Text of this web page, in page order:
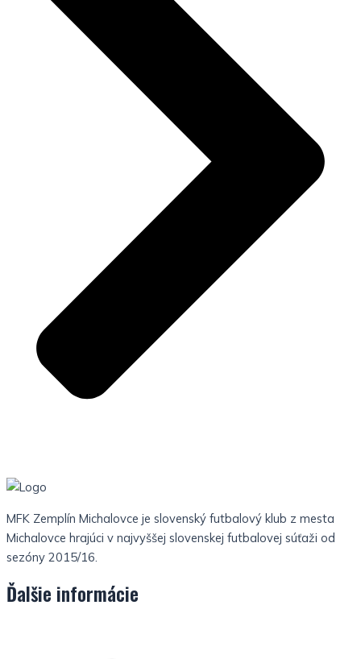
MFK Zemplín Michalovce je slovenský futbalový klub z mesta
Michalovce hrajúci v najvyššej slovenskej futbalovej súťaži od
sezóny 2015/16.
Ďalšie informácie